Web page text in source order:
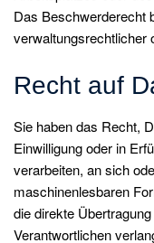
Das Beschwerderecht
verwaltungsrechtlicher
Recht auf
Sie haben das Recht,
Einwilligung oder in
verarbeiten, an sich
maschinenlesbaren
die direkte
Verantwortlichen